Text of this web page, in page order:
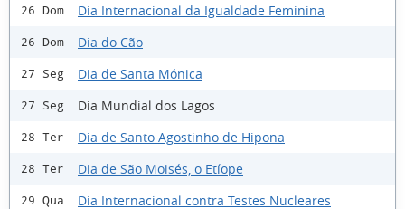
26 Dom Dia Internacional da Igualdade Feminina
26 Dom Dia do Cão
27 Seg Dia de Santa Mónica
27 Seg Dia Mundial dos Lagos
28 Ter Dia de Santo Agostinho de Hipona
28 Ter Dia de São Moisés, o Etíope
29 Qua Dia Internacional contra Testes Nucleares